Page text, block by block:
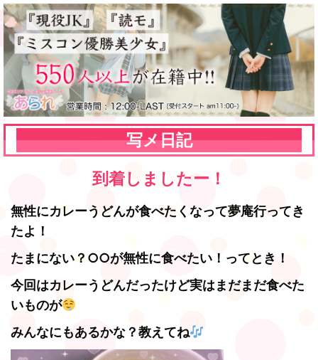
写メ日記
到着しましたー！
無性にカレーうどんが食べたくなって夢庵行ってき
たよ！
たまにない？○○が無性に食べたい！ってとき！
今回はカレーうどんだったけど実はまだまだ食べた
いものが
みんなにもあるかな？教えてね